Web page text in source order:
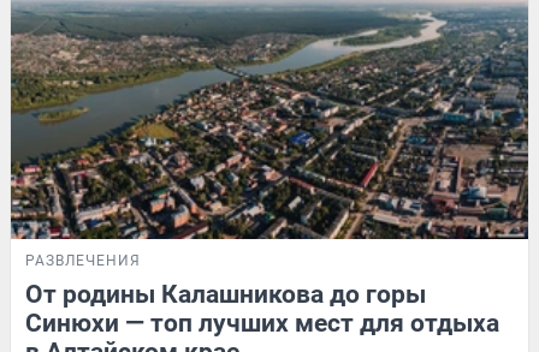
РАЗВЛЕЧЕНИЯ
От родины Калашникова до горы
Синюхи — топ лучших мест для отдыха